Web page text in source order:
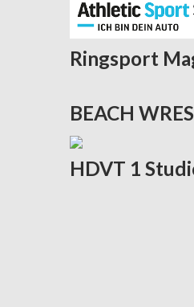
Ringsport
BEACH
HDVT 1